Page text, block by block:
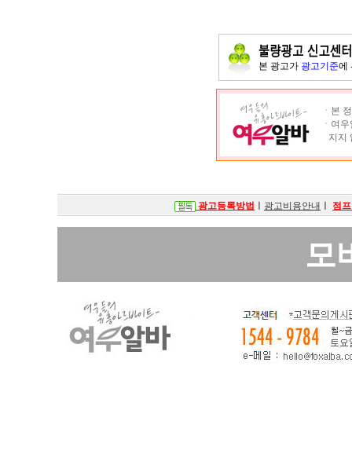
본 광고가 광고기준에
ㆍ본
ㆍ여
지지
광고등록방법 광고비용안내 점
모